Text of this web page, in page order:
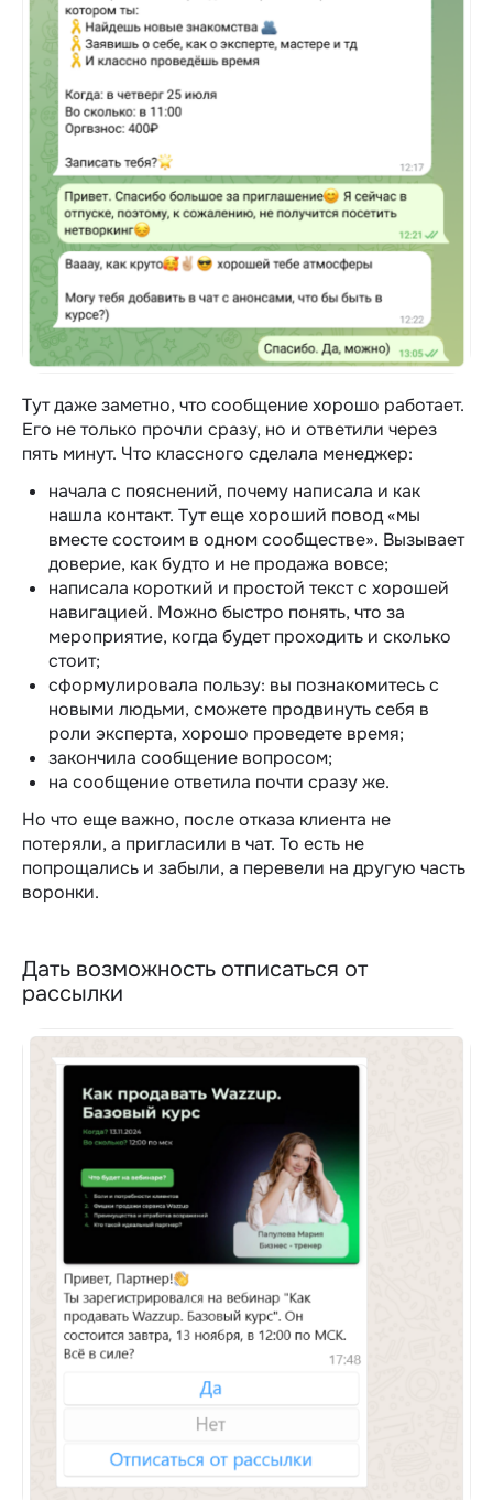
Тут даже заметно, что сообщение хорошо работает.
Его не только прочли сразу, но и ответили через
пять минут. Что классного сделала менеджер:
начала с пояснений, почему написала и как
нашла контакт. Тут еще хороший повод «‎мы
вместе состоим в одном сообществе». Вызывает
доверие, как будто и не продажа вовсе;
написала короткий и простой текст с хорошей
навигацией. Можно быстро понять, что за
мероприятие, когда будет проходить и сколько
стоит;
сформулировала пользу: вы познакомитесь с
новыми людьми, сможете продвинуть себя в
роли эксперта, хорошо проведете время;
закончила сообщение вопросом;
на сообщение ответила почти сразу же.
Но что еще важно, после отказа клиента не
потеряли, а пригласили в чат. То есть не
попрощались и забыли, а перевели на другую часть
воронки.
Дать возможность отписаться от
рассылки